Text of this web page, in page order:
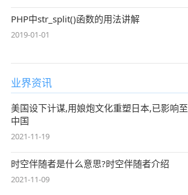
PHP中str_split()函数的用法讲解
2019-01-01
业界资讯
美国设下计谋,用娘炮文化重塑日本,已影响至
中国
2021-11-19
时空伴随者是什么意思?时空伴随者介绍
2021-11-09